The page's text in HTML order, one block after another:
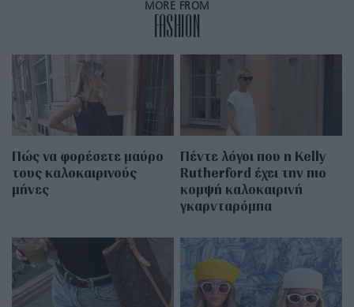
MORE FROM
FASHION
Πώς να φορέσετε μαύρο
τους καλοκαιρινούς
μήνες
Πέντε λόγοι που η Kelly
Rutherford έχει την πιο
κομψή καλοκαιρινή
γκαρνταρόμπα